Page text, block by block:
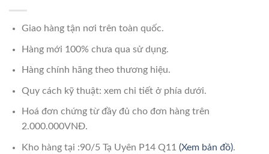
Giao hàng tận nơi trên toàn quốc.
Hàng mới 100% chưa qua sử dụng.
Hàng chính hãng theo thương hiệu.
Quy cách kỹ thuật: xem chi tiết ở phía dưới.
Hoá đơn chứng từ đầy đủ cho đơn hàng trên
2.000.000VNĐ.
Kho hàng tại :90/5 Tạ Uyên P14 Q11 (Xem bản đồ).